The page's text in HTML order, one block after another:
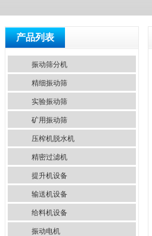
产品列表
振动筛分机
精细振动筛
实验振动筛
矿用振动筛
压榨机脱水机
精密过滤机
提升机设备
输送机设备
给料机设备
振动电机